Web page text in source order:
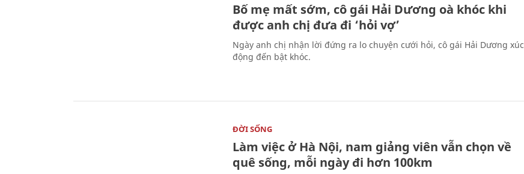
Bố mẹ mất sớm, cô gái Hải Dương oà khóc khi
được anh chị đưa đi ‘hỏi vợ’
Ngày anh chị nhận lời đứng ra lo chuyện cưới hỏi, cô gái Hải Dương xúc
động đến bật khóc.
ĐỜI SỐNG
Làm việc ở Hà Nội, nam giảng viên vẫn chọn về
quê sống, mỗi ngày đi hơn 100km